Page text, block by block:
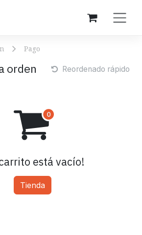
Pago
orden Reordenado rápido
está vacío!
Tienda